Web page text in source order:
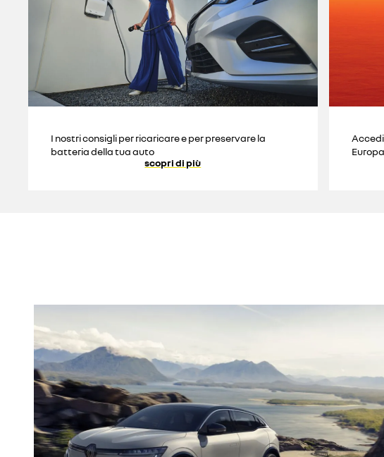
I nostri consigli per ricaricare e per preservare la
batteria della tua auto
scopri di più